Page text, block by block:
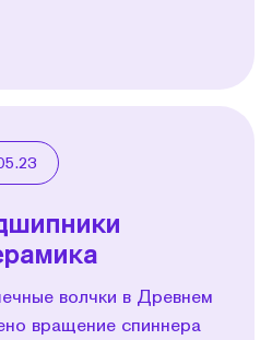
волчки в Древнем
вращение спиннера